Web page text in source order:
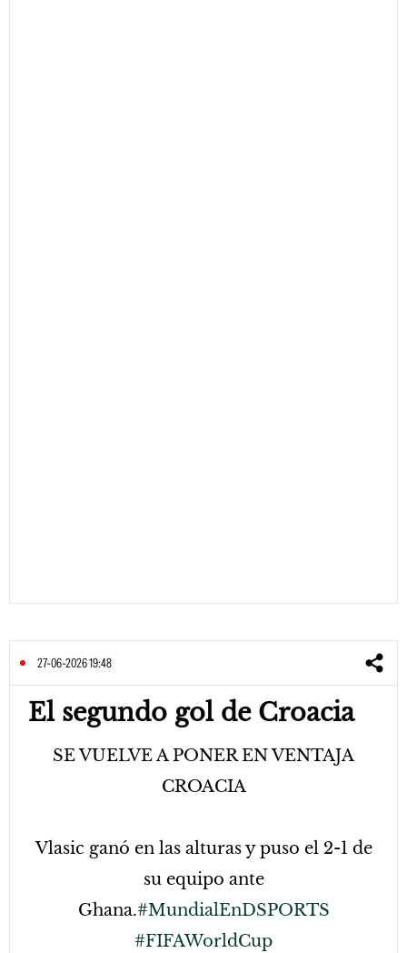
27-06-2026 19:48
El segundo gol de Croacia
SE VUELVE A PONER EN VENTAJA
CROACIA
Vlasic ganó en las alturas y puso el 2-1 de
su equipo ante
Ghana.#MundialEnDSPORTS
#FIFAWorldCup